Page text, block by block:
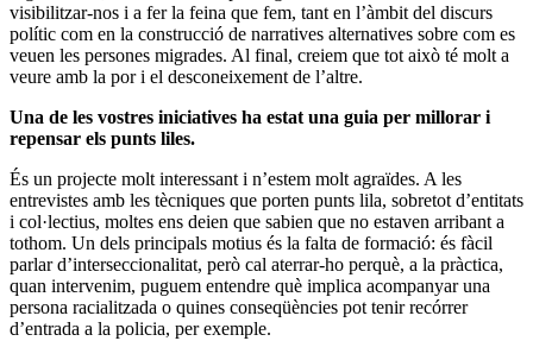
visibilitzar-nos i a fer la feina que fem, tant en l’àmbit del discurs
polític com en la construcció de narratives alternatives sobre com es
veuen les persones migrades. Al final, creiem que tot això té molt a
veure amb la por i el desconeixement de l’altre.
Una de les vostres iniciatives ha estat una guia per millorar i
repensar els punts liles.
És un projecte molt interessant i n’estem molt agraïdes. A les
entrevistes amb les tècniques que porten punts lila, sobretot d’entitats
i col·lectius, moltes ens deien que sabien que no estaven arribant a
tothom. Un dels principals motius és la falta de formació: és fàcil
parlar d’interseccionalitat, però cal aterrar-ho perquè, a la pràctica,
quan intervenim, puguem entendre què implica acompanyar una
persona racialitzada o quines conseqüències pot tenir recórrer
d’entrada a la policia, per exemple.